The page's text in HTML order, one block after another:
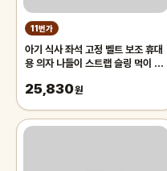
11번가
아기 식사 좌석 고정 벨트 보조 휴대
용 의자 나들이 스트랩 슬링 먹이 안
25,830원